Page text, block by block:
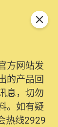
方网站发
的产品回
息，切勿
。如有疑
热线2929
关闭